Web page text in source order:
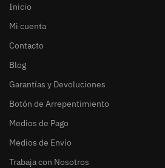
Inicio
Mi cuenta
Contacto
Blog
Garantías y Devoluciones
Botón de Arrepentimiento
Medios de Pago
Medios de Envío
Trabaja con Nosotros